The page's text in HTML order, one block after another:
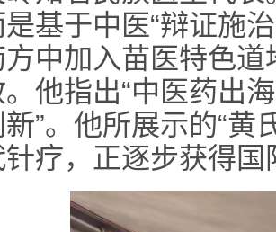
基于中医“辩证施
中加入苗医特色
他指出“中医药出
”。他所展示的“黄
疗，正逐步获得国